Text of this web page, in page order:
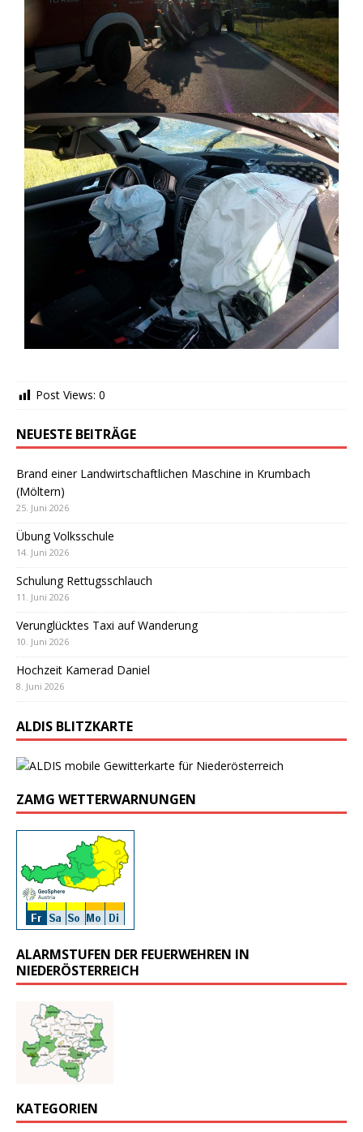
Post Views: 0
NEUESTE BEITRÄGE
Brand einer Landwirtschaftlichen Maschine in Krumbach
(Möltern)
25. Juni 2026
Übung Volksschule
14. Juni 2026
Schulung Rettugsschlauch
11. Juni 2026
Verunglücktes Taxi auf Wanderung
10. Juni 2026
Hochzeit Kamerad Daniel
8. Juni 2026
ALDIS BLITZKARTE
ZAMG WETTERWARNUNGEN
ALARMSTUFEN DER FEUERWEHREN IN
NIEDERÖSTERREICH
KATEGORIEN